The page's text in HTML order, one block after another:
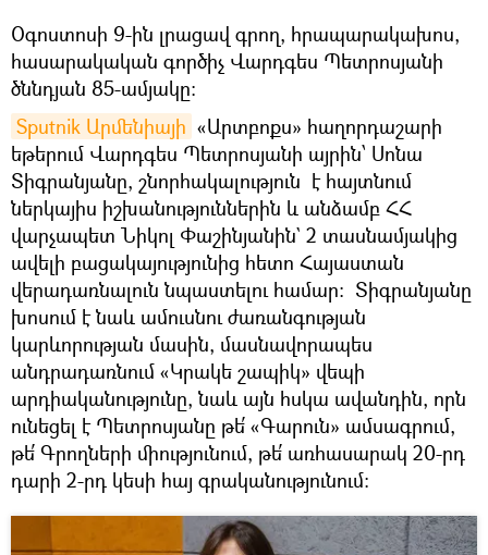
Օգոստոսի 9-ին լրացավ գրող, հրապարակախոս,
հասարակական գործիչ Վարդգես Պետրոսյանի
ծննդյան 85-ամյակը։
Sputnik Արմենիայի «Արտբոքս» հաղորդաշարի
եթերում Վարդգես Պետրոսյանի այրին՝ Սոնա
Տիգրանյանը, շնորհակալություն է հայտնում
ներկայիս իշխանություններին և անձամբ ՀՀ
վարչապետ Նիկոլ Փաշինյանին` 2 տասնամյակից
ավելի բացակայությունից հետո Հայաստան
վերադառնալուն նպաստելու համար։ Տիգրանյանը
խոսում է նաև ամուսնու ժառանգության
կարևորության մասին, մասնավորապես
անդրադառնում «Կրակե շապիկ» վեպի
արդիականությունը, նաև այն հսկա ավանդին, որն
ունեցել է Պետրոսյանը թե՛ «Գարուն» ամսագրում,
թե՛ Գրողների միությունում, թե՛ առհասարակ 20-րդ
դարի 2-րդ կեսի հայ գրականությունում։